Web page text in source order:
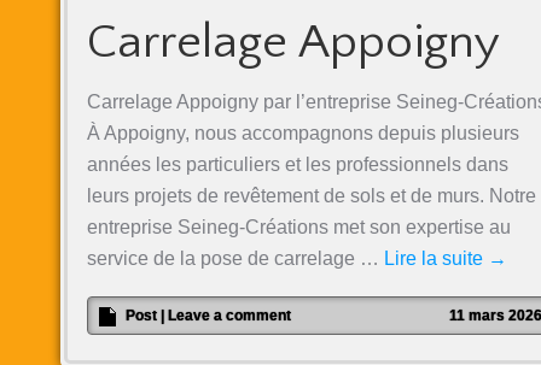
Carrelage Appoigny
Carrelage Appoigny par l’entreprise Seineg-
À Appoigny, nous accompagnons depuis plusieurs
années les particuliers et les professionnels dans
leurs projets de revêtement de sols et de murs. Notre
entreprise Seineg-Créations met son expertise au
service de la pose de carrelage … Lire la suite →
Post Leave a comment 11 mars 2026